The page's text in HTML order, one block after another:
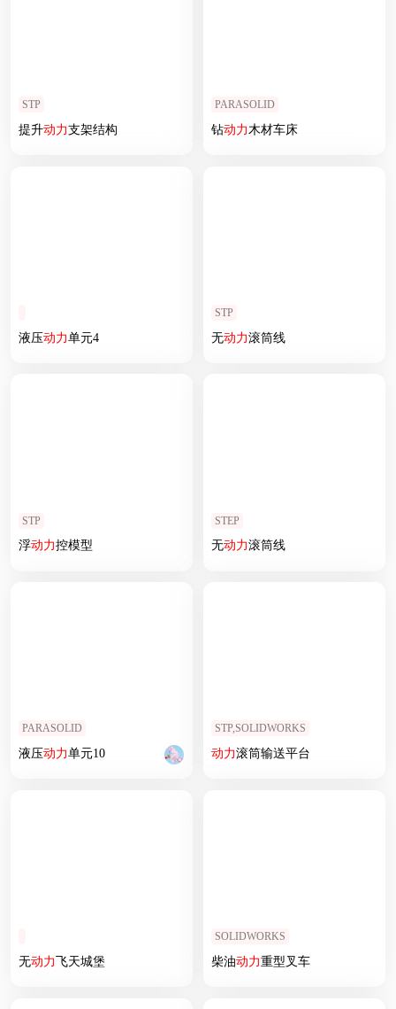
STP
提升动力支架结构
PARASOLID
钻动力木材车床
液压动力单元4
STP
无动力滚筒线
STP
浮动力控模型
STEP
无动力滚筒线
PARASOLID
液压动力单元10
STP,SOLIDWORKS
动力滚筒输送平台
无动力飞天城堡
SOLIDWORKS
柴油动力重型叉车